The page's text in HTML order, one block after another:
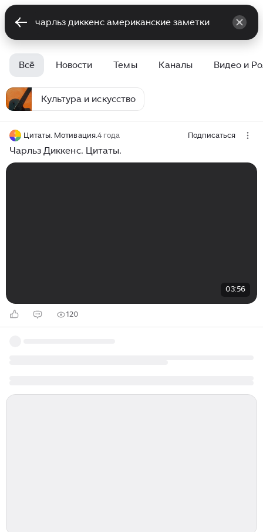
Всё Новости Темы Каналы Видео и
Культура и искусство
Цитаты. Мотивация.4 года Подписаться
Чарльз Диккенс. Цитаты.
03:56
120